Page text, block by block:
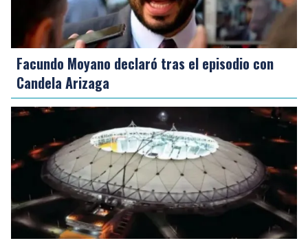
Facundo Moyano declaró tras el episodio con
Candela Arizaga